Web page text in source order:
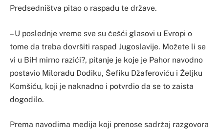
Predsedništva pitao o raspadu te države.
– U poslednje vreme sve su češći glasovi u Evropi o
tome da treba dovršiti raspad Jugoslavije. Možete li se
vi u BiH mirno razići?, pitanje je koje je Pahor navodno
postavio Miloradu Dodiku, Šefiku Džaferoviću i Željku
Komšiću, koji je naknadno i potvrdio da se to zaista
dogodilo.
Prema navodima medija koji prenose sadržaj razgovora